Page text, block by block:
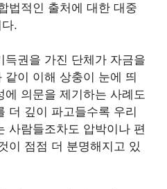
법적인 출처에 대한 대중
.
득권을 가진 단체가 자금을
이 이해 상충이 눈에 띄
에 의문을 제기하는 사례도
더 깊이 파고들수록 우리
사람들조차도 압박이나 편
이 점점 더 분명해지고 있